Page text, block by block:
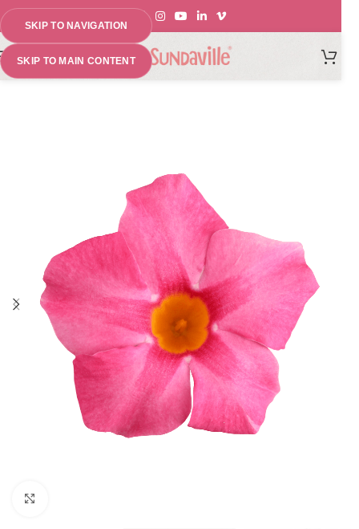
SKIP TO NAVIGATION
SKIP TO MAIN CONTENT
MENU